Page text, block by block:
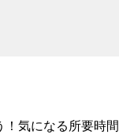
気になる所要時